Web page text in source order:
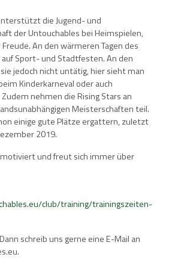
die Jugend- und
der Untouchables bei Heimspielen,
An den wärmeren Tagen des
Sport- und Stadtfesten. An den
jedoch nicht untätig, hier sieht man
Kinderkarneval oder auch
nehmen die Rising Stars an
Meisterschaften teil.
einige gute Plätze ergattern, zuletzt
2019.
und freut sich immer über
club/training/trainingszeiten-
schreib uns gerne eine E-Mail an